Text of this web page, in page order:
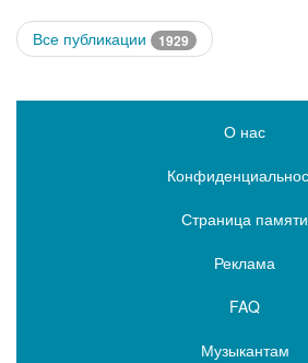
Все публикации 1929
О нас
Страница памяти
Реклама
FAQ
Музыкантам